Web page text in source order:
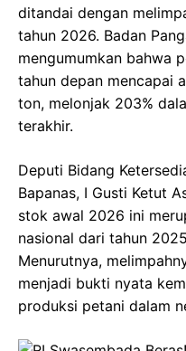
ditandai dengan
tahun 2026. Badan
mengumumkan bahwa
tahun depan mencapai
ton, melonjak 203%
terakhir.
Deputi Bidang
Bapanas, I Gusti Ketut
stok awal 2026 ini
nasional dari tahun
Menurutnya,
menjadi bukti nyata
produksi petani dalam